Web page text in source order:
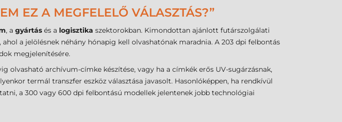
EZ A MEGFELELŐ VÁLASZTÁS?”
, a gyártás és a logisztika szektorokban. Kimondottan ajánlott futárszolgálati
ahol a jelölésnek néhány hónapig kell olvashatónak maradnia. A 203 dpi felbontás
megjelenítésére.
olvasható archívum-címke készítése, vagy ha a címkék erős UV-sugárzásnak,
termál transzfer eszköz választása javasolt. Hasonlóképpen, ha rendkívül
a 300 vagy 600 dpi felbontású modellek jelentenek jobb technológiai